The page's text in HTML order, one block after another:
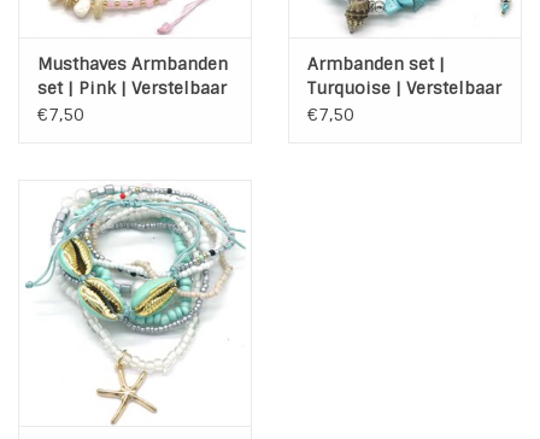
Musthaves Armbanden
set | Pink | Verstelbaar
| Bloem | Ster
€7,50
Armbanden set |
Turquoise | Verstelbaar
| Schelp | Steentjes
€7,50